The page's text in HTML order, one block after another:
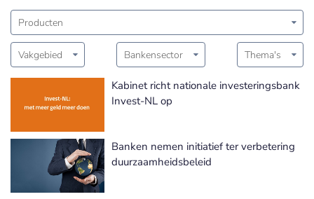
Producten
Vakgebied Bankensector Thema's
Kabinet richt nationale investeringsbank
Invest-NL op
Banken nemen initiatief ter verbetering
duurzaamheidsbeleid